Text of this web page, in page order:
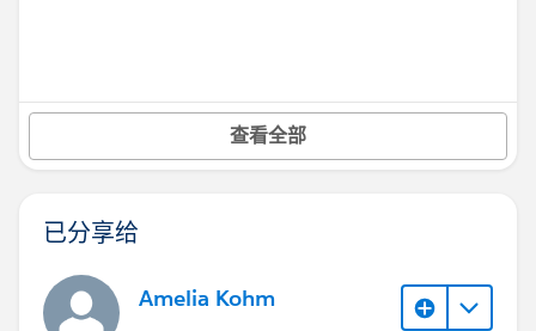
查看全部
已分享给
Amelia Kohm